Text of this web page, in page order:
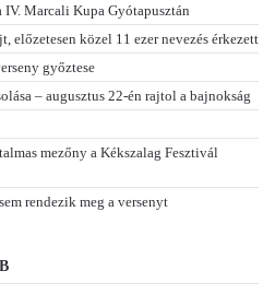
Marcali Kupa Gyótapusztán
előzetesen közel 11 ezer nevezés érkezett
győztese
– augusztus 22-én rajtol a bajnokság
mezőny a Kékszalag Fesztivál
rendezik meg a versenyt